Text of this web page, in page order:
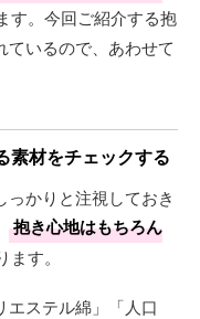
す。今回ご紹介する抱
ているので、あわせて
素材をチェックする
かりと注視しておき
抱き心地はもちろん
ます。
エステル綿」「人口